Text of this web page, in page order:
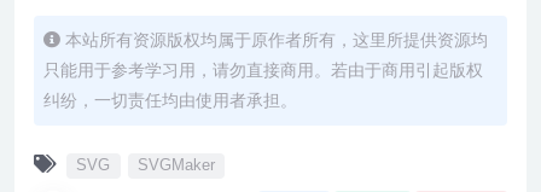
本站所有资源版权均属于原作者所有，这里所提供资源均
只能用于参考学习用，请勿直接商用。若由于商用引起版权
纠纷，一切责任均由使用者承担。
SVG SVGMaker